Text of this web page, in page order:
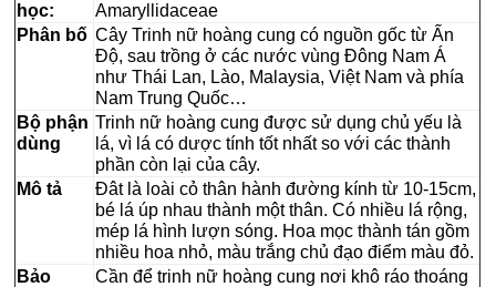
học:
Amaryllidaceae
Phân bố Cây Trinh nữ hoàng cung có nguồn gốc từ Ấn
Độ, sau trồng ở các nước vùng Đông Nam Á
như Thái Lan, Lào, Malaysia, Việt Nam và phía
Nam Trung Quốc…
Bộ phận
dùng
Trinh nữ hoàng cung được sử dụng chủ yếu là
lá, vì lá có dược tính tốt nhất so với các thành
phần còn lại của cây.
Mô tả
Đât là loài cỏ thân hành đường kính từ 10-15cm,
bé lá úp nhau thành một thân. Có nhiều lá rộng,
mép lá hình lượn sóng. Hoa mọc thành tán gồm
nhiều hoa nhỏ, màu trắng chủ đạo điểm màu đỏ.
Bảo
Cần để trinh nữ hoàng cung nơi khô ráo thoáng